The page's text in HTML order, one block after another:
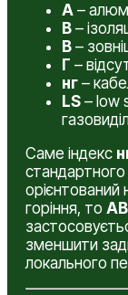
А –
В –
В –
Г –
нг –
LS – low
Саме індекс
горіння, то
зменшити
локального